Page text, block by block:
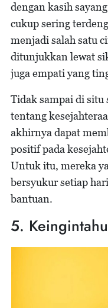
dengan kasih
cukup sering
menjadi salah satu
ditunjukkan lewat
juga empati yang
Tidak sampai di situ
tentang
akhirnya dapat
positif pada
Untuk itu, mereka
bersyukur setiap
bantuan.
5.